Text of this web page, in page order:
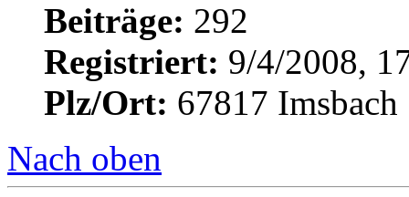
Beiträge: 292
Registriert: 9/4/2008,
Plz/Ort: 67817 Imsbach
Nach oben